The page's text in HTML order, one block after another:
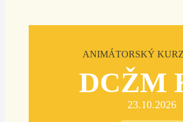
ANIMÁTORSKÝ
DCŽM
23.10.2026